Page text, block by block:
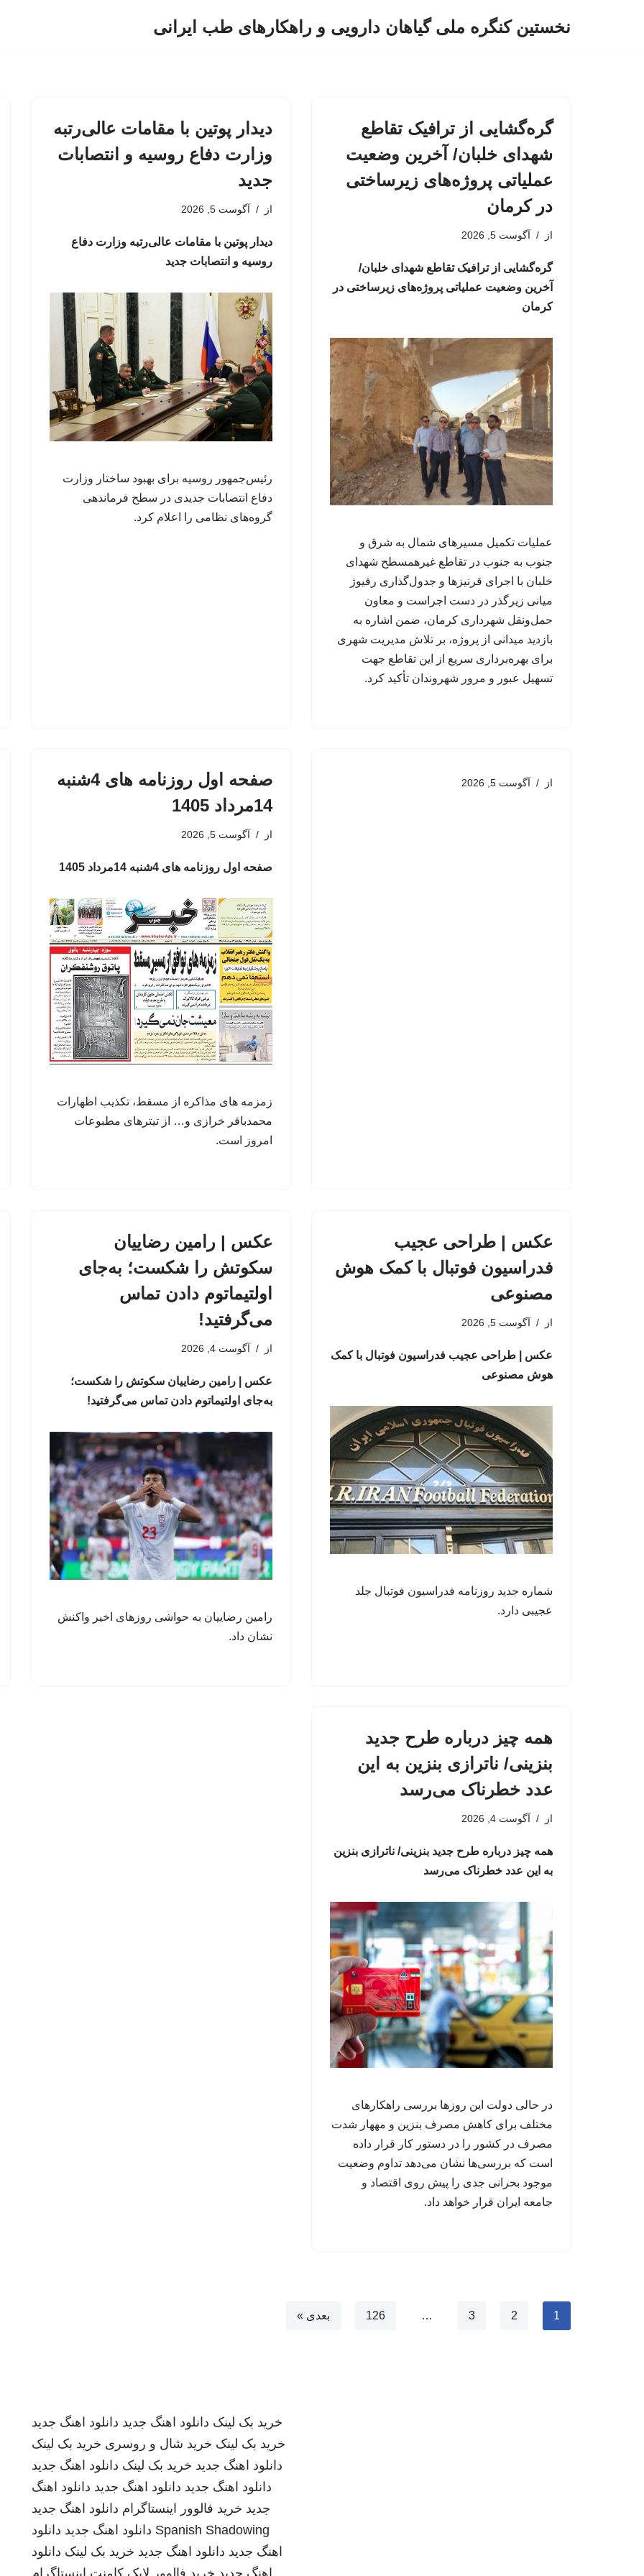
نخستین کنگره ملی گیاهان دارویی و راهکارهای طب ایرانی
گره‌گشایی از ترافیک تقاطع
شهدای خلبان/ آخرین وضعیت
عملیاتی پروژه‌های زیرساختی
در کرمان
از آگوست 5, 2026
گره‌گشایی از ترافیک تقاطع شهدای خلبان/
آخرین وضعیت عملیاتی پروژه‌های زیرساختی در
کرمان
عملیات تکمیل مسیرهای شمال به شرق و
جنوب به جنوب در تقاطع غیرهمسطح شهدای
خلبان با اجرای قرنیزها و جدول‌گذاری رفیوژ
میانی زیرگذر در دست اجراست و معاون
حمل‌ونقل شهرداری کرمان، ضمن اشاره به
بازدید میدانی از پروژه، بر تلاش مدیریت شهری
برای بهره‌برداری سریع از این تقاطع جهت
تسهیل عبور و مرور شهروندان تأکید کرد.
دیدار پوتین با مقامات عالی‌رتبه
وزارت دفاع روسیه و انتصابات
جدید
از آگوست 5, 2026
دیدار پوتین با مقامات عالی‌رتبه وزارت دفاع
روسیه و انتصابات جدید
رئیس‌جمهور روسیه برای بهبود ساختار وزارت
دفاع انتصابات جدیدی در سطح فرماندهی
گروه‌های نظامی را اعلام کرد.
از آگوست 5, 2026
صفحه اول روزنامه های 4شنبه
14مرداد 1405
از آگوست 5, 2026
صفحه اول روزنامه های 4شنبه 14مرداد 1405
زمزمه های مذاکره از مسقط، تکذیب اظهارات
محمدباقر خرازی و… از تیترهای مطبوعات
امروز است.
عکس | طراحی عجیب
فدراسیون فوتبال با کمک هوش
مصنوعی
از آگوست 5, 2026
عکس | طراحی عجیب فدراسیون فوتبال با کمک
هوش مصنوعی
شماره جدید روزنامه فدراسیون فوتبال جلد
عجیبی دارد.
عکس | رامین رضاییان
سکوتش را شکست؛ به‌جای
اولتیماتوم دادن تماس
می‌گرفتید!
از آگوست 4, 2026
عکس | رامین رضاییان سکوتش را شکست؛
به‌جای اولتیماتوم دادن تماس می‌گرفتید!
رامین رضاییان به حواشی روزهای اخیر واکنش
نشان داد.
همه چیز درباره طرح جدید
بنزینی/ ناترازی بنزین به این
عدد خطرناک می‌رسد
از آگوست 4, 2026
همه چیز درباره طرح جدید بنزینی/ ناترازی بنزین
به این عدد خطرناک می‌رسد
در حالی دولت این روزها بررسی راهکارهای
مختلف برای کاهش مصرف بنزین و مههار شدت
مصرف در کشور را در دستور کار قرار داده
است که بررسی‌ها نشان می‌دهد تداوم وضعیت
موجود بحرانی جدی را پیش روی اقتصاد و
جامعه ایران قرار خواهد داد.
1
2
3
…
126 بعدی »
خرید بک لینک دانلود اهنگ جدید دانلود اهنگ جدید
خرید بک لینک خرید شال و روسری خرید بک لینک
دانلود اهنگ جدید خرید بک لینک دانلود اهنگ جدید
دانلود اهنگ جدید دانلود اهنگ جدید دانلود اهنگ
جدید خرید فالوور اینستاگرام دانلود اهنگ جدید
Spanish Shadowing دانلود اهنگ جدید دانلود
اهنگ جدید دانلود اهنگ جدید خرید بک لینک دانلود
اهنگ جدید خرید فالوور لایک کامنت اینستاگرام